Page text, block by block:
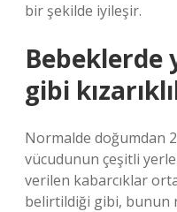
bir şekilde iyileşir.
Bebeklerde
gibi
Normalde doğumdan
vücudunun çeşitli
verilen kabarcıklar
belirtildiği gibi, bunun